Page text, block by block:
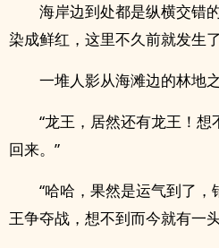
海岸边到处都是纵横交错
染成鲜红，这里不久前就发生
一堆人影从海滩边的林地
“龙王，居然还有龙王！
回来。”
“哈哈，果然是运气到了
王争夺战，想不到而今就有一